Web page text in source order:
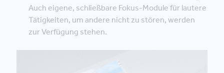
Auch eigene, schließbare Fokus-Module für lautere
Tätigkeiten, um andere nicht zu stören, werden
zur Verfügung stehen.